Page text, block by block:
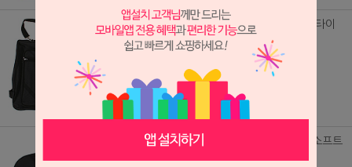
(BG/0164) 출장갈때나 여행갈때 정장,셔츠,타이
등을 보관하는 다용도 가방
(BG/0163) 출장갈때나 여행갈때 정장가방 소프트
38,000원